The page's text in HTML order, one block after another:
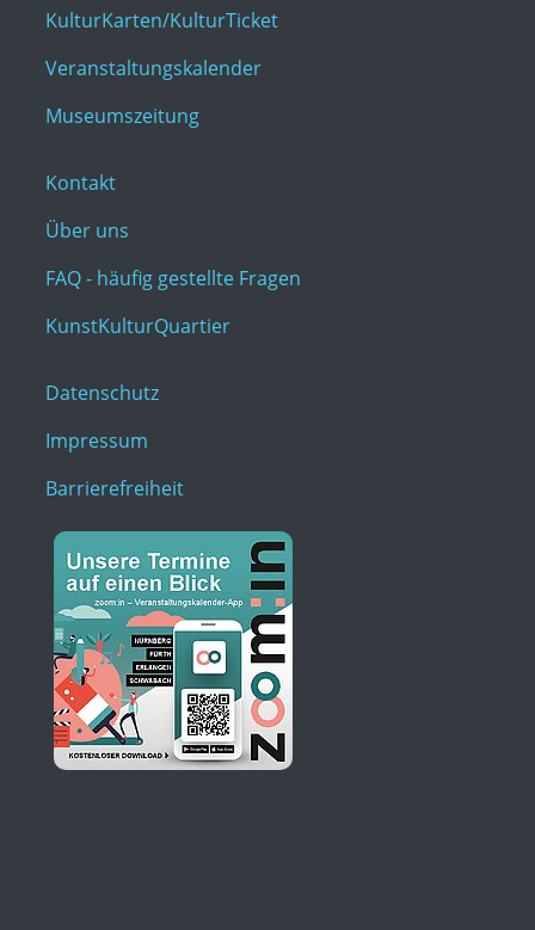
KulturKarten/KulturTicket
Veranstaltungskalender
Museumszeitung
Kontakt
Über uns
FAQ - häufig gestellte Fragen
KunstKulturQuartier
Datenschutz
Impressum
Barrierefreiheit